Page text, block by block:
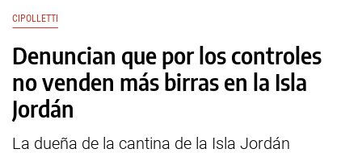
CIPOLLETTI
Denuncian que por los controles
no venden más birras en la Isla
Jordán
La dueña de la cantina de la Isla Jordán